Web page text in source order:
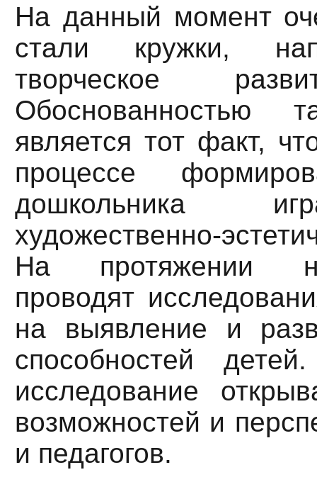
На данный момент
стали кружки,
творческое
Обоснованностью
является тот факт,
процессе
дошкольника
художественно-
На протяжении
проводят
на выявление и
способностей
исследование
возможностей и
и педагогов.